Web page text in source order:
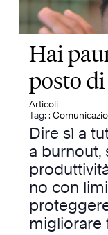
Hai
posto
Articoli
Tag: :
Dire sì a
a burnout,
no con
migliorare